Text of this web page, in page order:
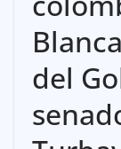
del